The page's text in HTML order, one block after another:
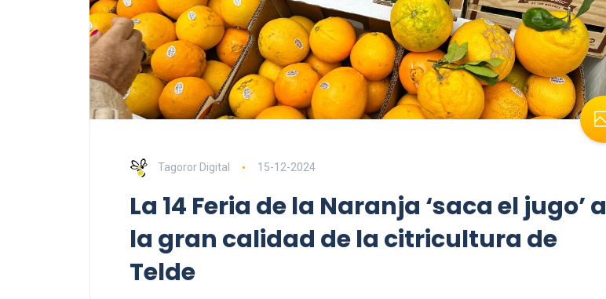
Tagoror Digital 15-12-2024
La 14 Feria de la Naranja ‘saca el jugo’ a
la gran calidad de la citricultura de
Telde